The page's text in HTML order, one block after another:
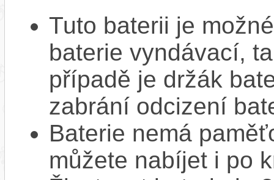
Tuto baterii je
baterie vyndávací,
případě je držák
zabrání odcizení
Baterie nemá
můžete nabíjet i po